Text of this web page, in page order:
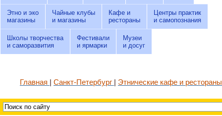
Этно и эко
магазины
Чайные клубы
и магазины
Кафе и
рестораны
Центры практик
и самопознания
Школы творчества
и саморазвития
Фестивали
и ярмарки
Музеи
и досуг
Главная Санкт-Петербург Этнические кафе и рестораны